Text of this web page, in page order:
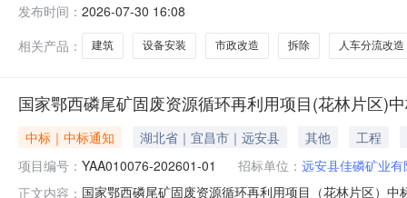
家评审方法综合评分最高最少参与供应商数量（开标条
求的供应商数量不足二、联系
发布时间： 2026-07-30 16:08
相关产品：
建筑 设备安装 市政改造 拆除 人车分流改造
国家鄂西磷尾矿固废资源循环再利用项目(花林片区)
中标｜中标通知 湖北省｜宜昌市｜远安县 其他
工程
项目编号： YAA010076-202601-01 招标单位： 远安县佳磷矿业
正文内容： 国家鄂西磷尾矿固废资源循环再利用项目（花林片区）